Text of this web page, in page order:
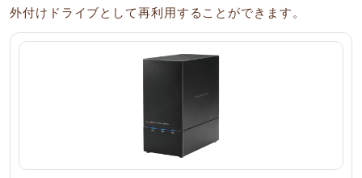
外付けドライブとして再利用することができます。